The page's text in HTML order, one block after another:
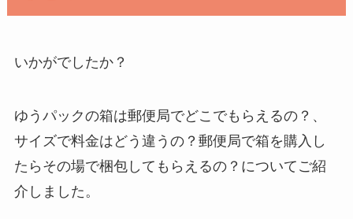
いかがでしたか？
ゆうパックの箱は郵便局でどこでもらえるの？、
サイズで料金はどう違うの？郵便局で箱を購入し
たらその場で梱包してもらえるの？についてご紹
介しました。